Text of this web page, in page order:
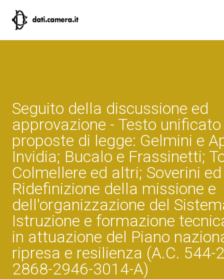
Seguito della discussione ed
approvazione - Testo
proposte di legge: Gelmini e
Invidia; Bucalo e Frassinetti;
Colmellere ed altri; Soverini
Ridefinizione della missione e
dell'organizzazione del
Istruzione e formazione
in attuazione del Piano
ripresa e resilienza (A.C. 544-
2868-2946-3014-A)